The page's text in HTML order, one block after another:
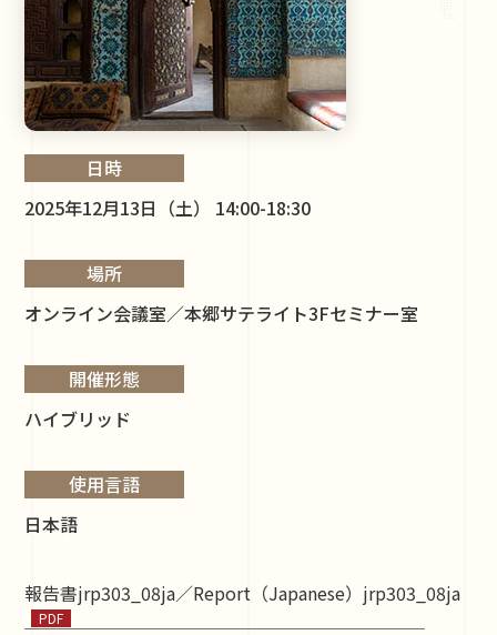
日時
2025年12月13日（土） 14:00-18:30
場所
オンライン会議室／本郷サテライト3Fセミナー室
開催形態
ハイブリッド
使用言語
日本語
報告書jrp303_08ja／Report（Japanese）jrp303_08ja